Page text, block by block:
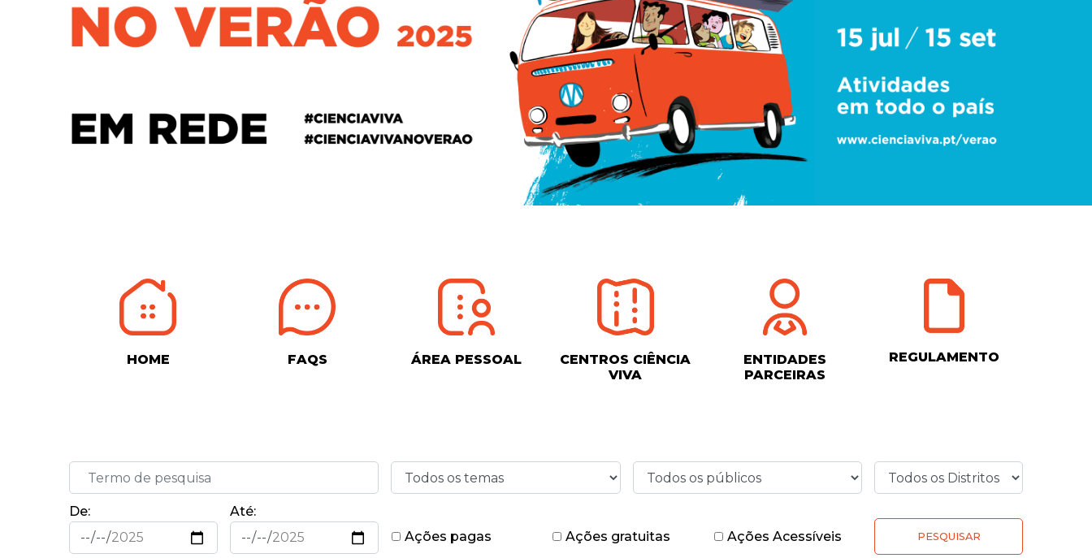
HOME FAQS ÁREA PESSOAL
CENTROS CIÊNCIA
VIVA
ENTIDADES
PARCEIRAS
REGULAMENTO
De:
Até:
Ações pagas
Ações gratuitas Ações Acessíveis PESQUISAR